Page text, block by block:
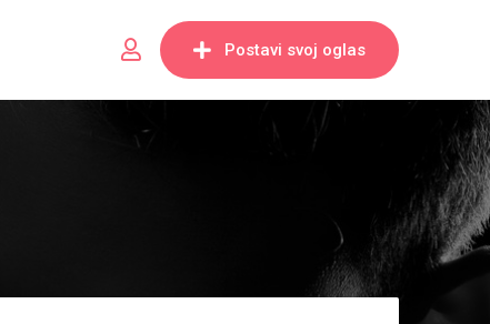
Postavi svoj oglas